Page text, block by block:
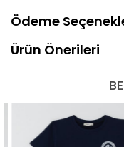
Ödeme
Ürün Önerileri